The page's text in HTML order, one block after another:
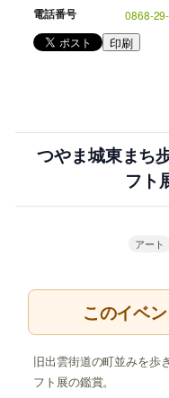
電話番号 0868-
印刷
つやま城東まち
フト
アート
このイベ
旧出雲街道の町並みを歩
フト展の鑑賞。